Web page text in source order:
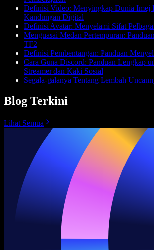
Definisi Video: Menyingkap Dunia Imej
Kandungan Digital
Definisi Avatar: Menyelami Sifat
Menguasai Medan Pertempuran:
TF2
Definisi Pembentangan: Panduan
Cara Guna Discord: Panduan Lengkap
Streamer dan Kaki Sosial
Segala-galanya Tentang Lembah
Blog Terkini
Lihat Semua